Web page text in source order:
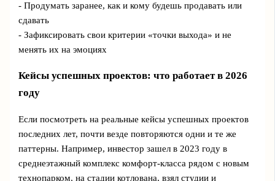
- Продумать заранее, как и кому будешь продавать или
сдавать
- Зафиксировать свои критерии «точки выхода» и не
менять их на эмоциях
Кейсы успешных проектов: что работает в 2026
году
Если посмотреть на реальные кейсы успешных проектов
последних лет, почти везде повторяются одни и те же
паттерны. Например, инвестор зашел в 2023 году в
среднеэтажный комплекс комфорт-класса рядом с новым
технопарком, на стадии котлована, взял студии и